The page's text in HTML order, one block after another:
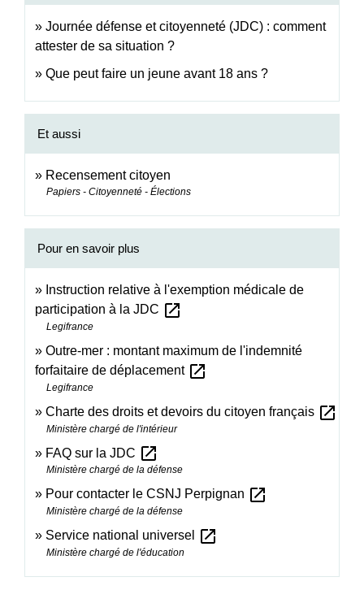
Journée défense et citoyenneté (JDC) : comment
attester de sa situation ?
Que peut faire un jeune avant 18 ans ?
Et aussi
Recensement citoyen
Papiers - Citoyenneté - Élections
Pour en savoir plus
Instruction relative à l'exemption médicale de
participation à la JDC open_in_new
Legifrance
Outre-mer : montant maximum de l'indemnité
forfaitaire de déplacement open_in_new
Legifrance
Charte des droits et devoirs du citoyen français open_in_new
Ministère chargé de l'intérieur
FAQ sur la JDC open_in_new
Ministère chargé de la défense
Pour contacter le CSNJ Perpignan open_in_new
Ministère chargé de la défense
Service national universel open_in_new
Ministère chargé de l'éducation